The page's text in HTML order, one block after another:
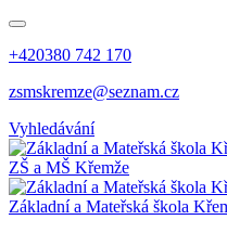
+420380 742 170
zsmskremze@seznam.cz
Vyhledávání
ZŠ a MŠ Křemže
Základní a Mateřská škola